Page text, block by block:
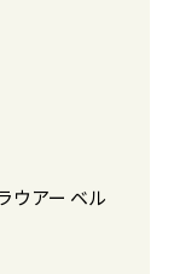
ウアー ベル